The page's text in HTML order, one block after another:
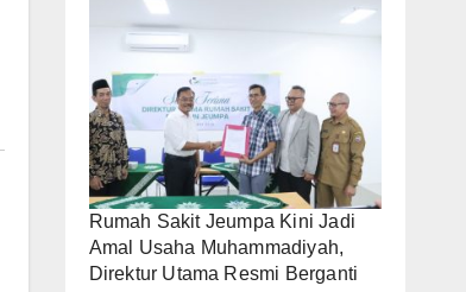
Rumah Sakit Jeumpa Kini Jadi
Amal Usaha Muhammadiyah,
Direktur Utama Resmi Berganti